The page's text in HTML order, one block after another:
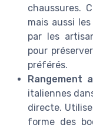
chaussures.
mais aussi
par les
pour
préférés.
Rangement
italiennes
directe.
forme des